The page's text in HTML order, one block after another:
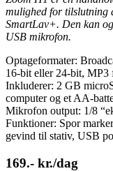
mulighed for tilslutning
SmartLav+. Den kan
USB mikrofon.
Optageformater:
16-bit eller 24-bit, MP3
Inkluderer: 2 GB
computer og et AA-
Mikrofon output: 1/8
Funktioner: Spor
gevind til stativ, USB
169.- kr./dag